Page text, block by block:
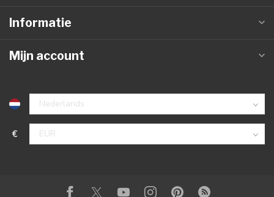
Informatie
Mijn account
€